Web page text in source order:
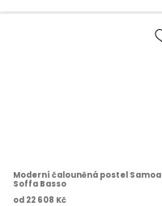
Moderní čalouněná postel Samoa
Soffa Basso
od 22 608 Kč